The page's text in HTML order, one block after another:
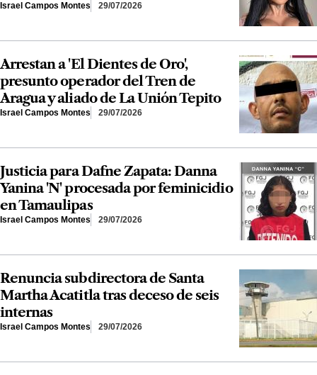
Israel Campos Montes 29/07/2026
Arrestan a 'El Dientes de Oro',
presunto operador del Tren de
Aragua y aliado de La Unión Tepito
Israel Campos Montes 29/07/2026
Justicia para Dafne Zapata: Danna
Yanina 'N' procesada por feminicidio
en Tamaulipas
Israel Campos Montes 29/07/2026
Renuncia subdirectora de Santa
Martha Acatitla tras deceso de seis
internas
Israel Campos Montes 29/07/2026